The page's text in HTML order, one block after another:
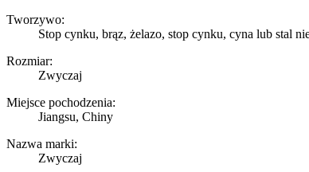
Tworzywo:
Stop cynku, brąz, żelazo, stop cynku, cyna lub stal
Rozmiar:
Zwyczaj
Miejsce pochodzenia:
Jiangsu, Chiny
Nazwa marki:
Zwyczaj